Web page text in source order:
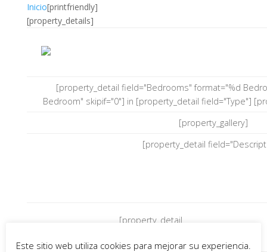
Inicio[printfriendly]
[property_details]
[property_detail field="Bedrooms" format="%d
Bedroom" skipif="0"] in [property_detail field="Type"]
[property_gallery]
[property_detail
[property_detail
Este sitio web utiliza cookies para mejorar su experiencia.